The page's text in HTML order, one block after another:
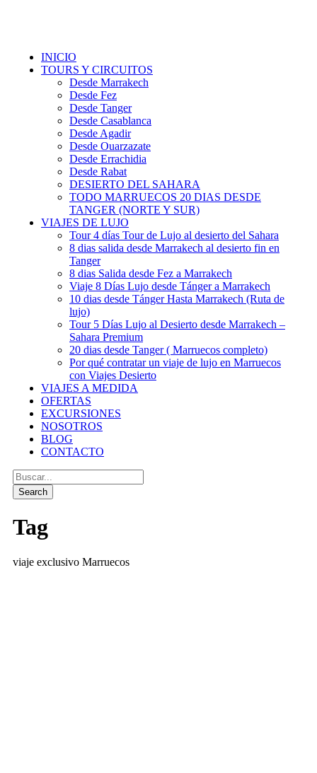
INICIO
TOURS Y CIRCUITOS
Desde Marrakech
Desde Fez
Desde Tanger
Desde Casablanca
Desde Agadir
Desde Ouarzazate
Desde Errachidia
Desde Rabat
DESIERTO DEL SAHARA
TODO MARRUECOS 20 DIAS DESDE
TANGER (NORTE Y SUR)
VIAJES DE LUJO
Tour 4 días Tour de Lujo al desierto del Sahara
8 dias salida desde Marrakech al desierto fin en
Tanger
8 dias Salida desde Fez a Marrakech
Viaje 8 Días Lujo desde Tánger a Marrakech
10 dias desde Tánger Hasta Marrakech (Ruta de
lujo)
Tour 5 Días Lujo al Desierto desde Marrakech –
Sahara Premium
20 dias desde Tanger ( Marruecos completo)
Por qué contratar un viaje de lujo en Marruecos
con Viajes Desierto
VIAJES A MEDIDA
OFERTAS
EXCURSIONES
NOSOTROS
BLOG
CONTACTO
Tag
viaje exclusivo Marruecos